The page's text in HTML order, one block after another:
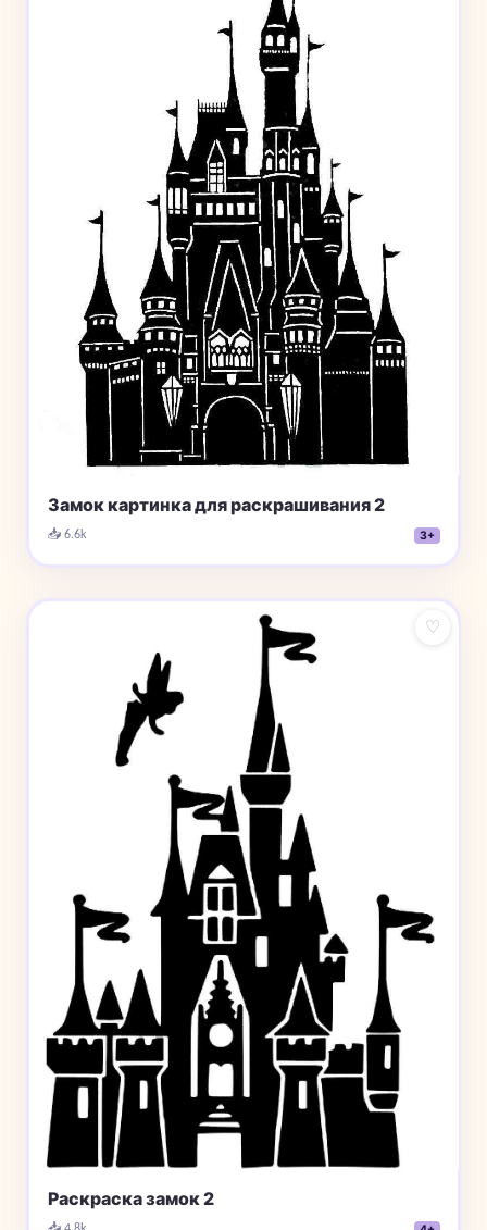
Замок картинка для раскрашивания 2
📥 6.6k 3+
♡
Раскраска замок 2